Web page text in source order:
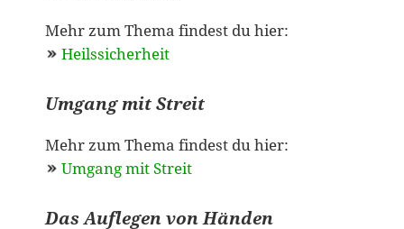
Mehr zum Thema findest du hier:
Heilssicherheit
Umgang mit Streit
Mehr zum Thema findest du hier:
Umgang mit Streit
Das Auflegen von Händen